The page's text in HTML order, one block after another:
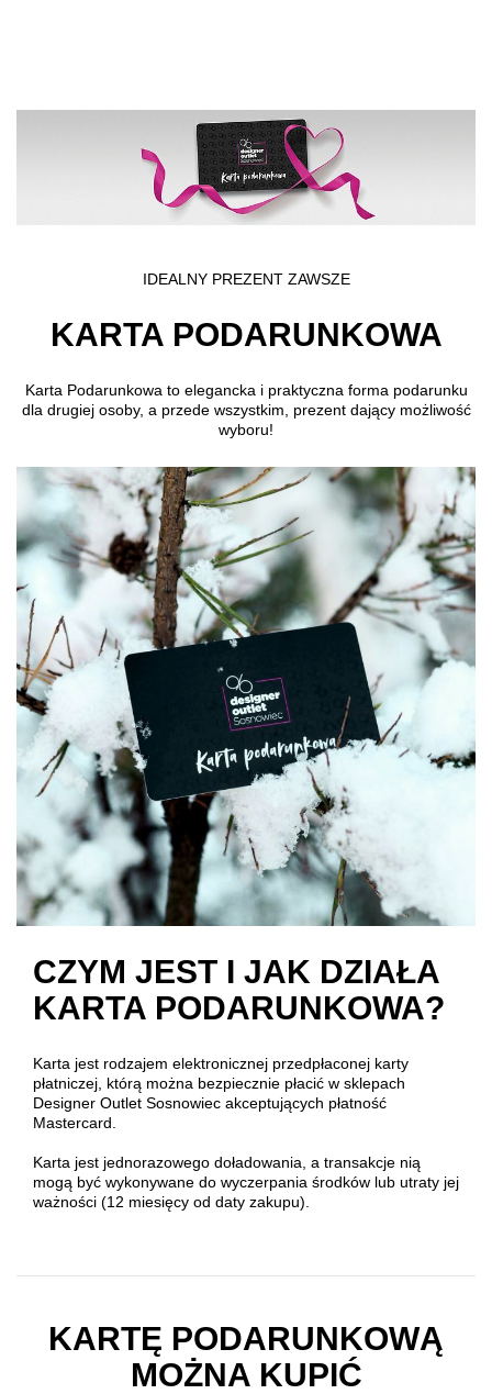
IDEALNY PREZENT ZAWSZE
KARTA PODARUNKOWA
Karta Podarunkowa to elegancka i praktyczna forma podarunku
dla drugiej osoby, a przede wszystkim, prezent dający możliwość
wyboru!
CZYM JEST I JAK DZIAŁA
KARTA PODARUNKOWA?
Karta jest rodzajem elektronicznej przedpłaconej karty
płatniczej, którą można bezpiecznie płacić w sklepach
Designer Outlet Sosnowiec akceptujących płatność
Mastercard.
Karta jest jednorazowego doładowania, a transakcje nią
mogą być wykonywane do wyczerpania środków lub utraty jej
ważności (12 miesięcy od daty zakupu).
KARTĘ PODARUNKOWĄ
MOŻNA KUPIĆ